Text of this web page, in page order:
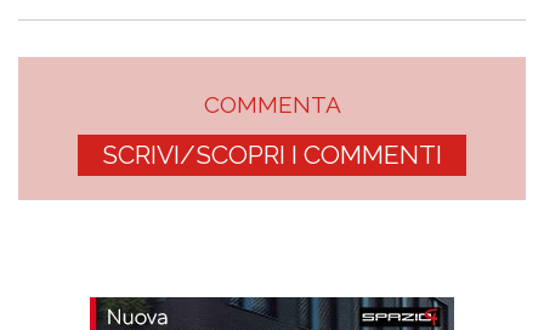
COMMENTA
SCRIVI/SCOPRI I COMMENTI